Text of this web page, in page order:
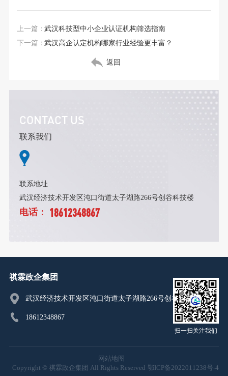
上一篇：武汉科技型中小企业认证机构筛选指南
下一篇：武汉高企认定机构哪家行业经验更丰富？
返回
CONTACT US
联系我们
联系地址
武汉经济技术开发区沌口街道太子湖路266号创谷科技楼
电话： 18612348867
扫一扫关注我们
祺霖政企集团
武汉经济技术开发区沌口街道太子湖路266号创谷科技楼
18612348867
网站地图
Copyright © 祺霖政企集团 All Rights Reserved 鄂ICP备2022011238号-4